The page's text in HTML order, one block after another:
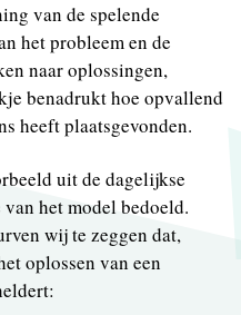
van de spelende
het probleem en de
naar oplossingen,
benadrukt hoe opvallend
heeft plaatsgevonden.
uit de dagelijkse
het model bedoeld.
wij te zeggen dat,
oplossen van een